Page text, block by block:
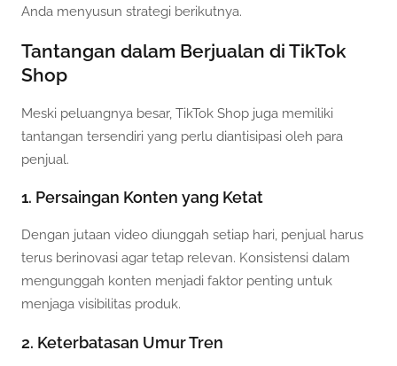
Anda menyusun strategi berikutnya.
Tantangan dalam Berjualan di TikTok
Shop
Meski peluangnya besar, TikTok Shop juga memiliki
tantangan tersendiri yang perlu diantisipasi oleh para
penjual.
1. Persaingan Konten yang Ketat
Dengan jutaan video diunggah setiap hari, penjual harus
terus berinovasi agar tetap relevan. Konsistensi dalam
mengunggah konten menjadi faktor penting untuk
menjaga visibilitas produk.
2. Keterbatasan Umur Tren